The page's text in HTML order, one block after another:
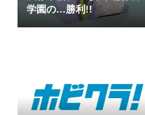
学園の…勝利!!